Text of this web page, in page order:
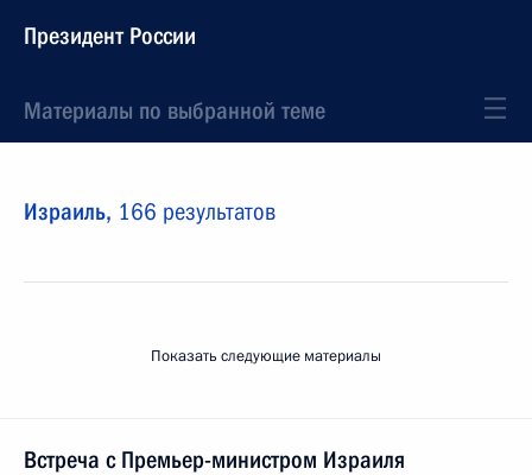
Президент России
Материалы по выбранной теме
Израиль, 166 результатов
Показать следующие материалы
Встреча с Премьер-министром Израиля